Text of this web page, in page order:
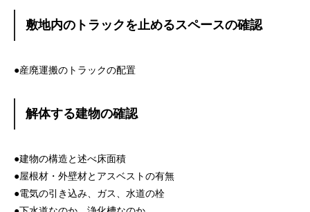
敷地内のトラックを止めるスペースの確認
●産廃運搬のトラックの配置
解体する建物の確認
●建物の構造と述べ床面積
●屋根材・外壁材とアスベストの有無
●電気の引き込み、ガス、水道の栓